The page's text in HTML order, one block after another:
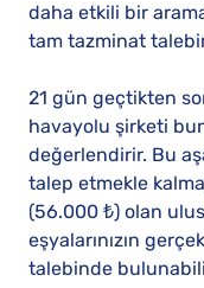
daha etkili bir
tam tazminat
21 gün geçtikten
havayolu şirketi
değerlendirir. Bu
talep etmekle
(56.000 ₺) olan
eşyalarınızın
talebinde